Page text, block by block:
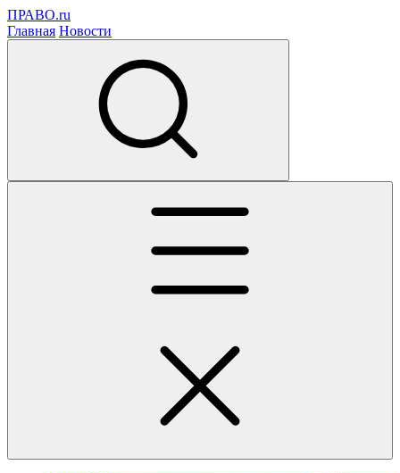
ПРАВО.ru
Главная Новости